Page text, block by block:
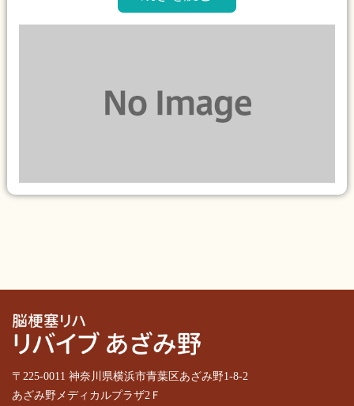
〒225-0011 神奈川県横浜市青葉区あざみ野1-8-2
あざみ野メディカルプラザ2Ｆ